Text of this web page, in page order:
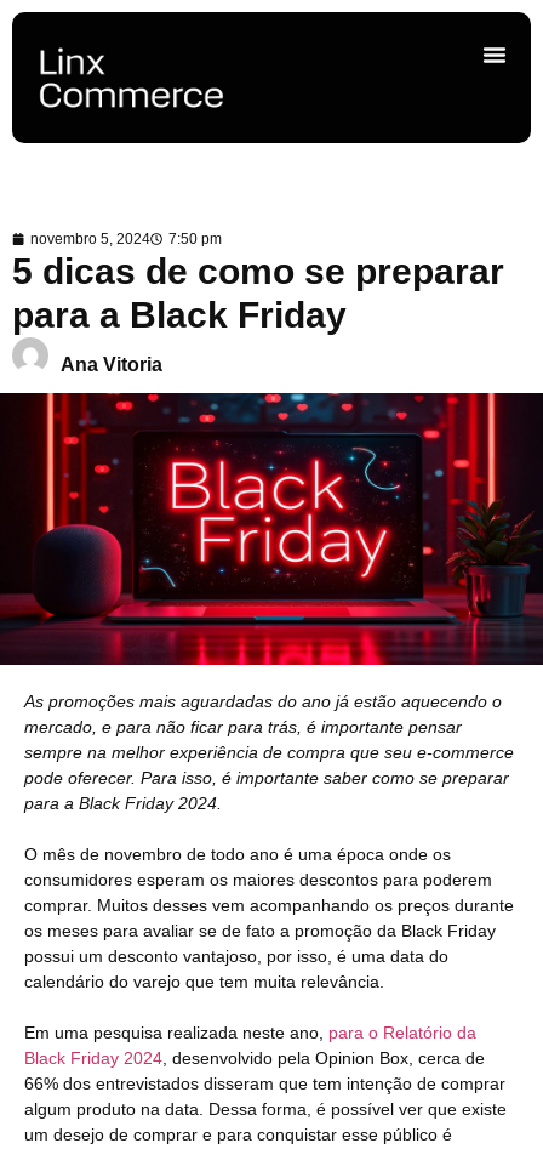
novembro 5, 2024 7:50 pm
5 dicas de como se preparar
para a Black Friday
Ana Vitoria
As promoções mais aguardadas do ano já estão aquecendo o
mercado, e para não ficar para trás, é importante pensar
sempre na melhor experiência de compra que seu e-commerce
pode oferecer. Para isso, é importante saber como se preparar
para a Black Friday 2024.
O mês de novembro de todo ano é uma época onde os
consumidores esperam os maiores descontos para poderem
comprar. Muitos desses vem acompanhando os preços durante
os meses para avaliar se de fato a promoção da Black Friday
possui um desconto vantajoso, por isso, é uma data do
calendário do varejo que tem muita relevância.
Em uma pesquisa realizada neste ano, para o Relatório da
Black Friday 2024, desenvolvido pela Opinion Box, cerca de
66% dos entrevistados disseram que tem intenção de comprar
algum produto na data. Dessa forma, é possível ver que existe
um desejo de comprar e para conquistar esse público é